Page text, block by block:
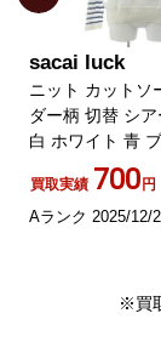
sacai luck
ニット カットソ
ダー柄 切替 シ
白 ホワイト 青
14SSLU729
買取実績 700円
Aランク 2025/12/
※買